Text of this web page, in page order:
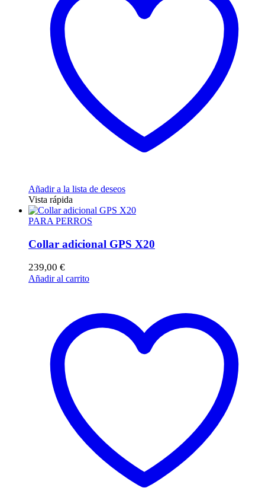
Añadir a la lista de deseos
Vista rápida
PARA PERROS
Collar adicional GPS X20
239,00 €
Añadir al carrito